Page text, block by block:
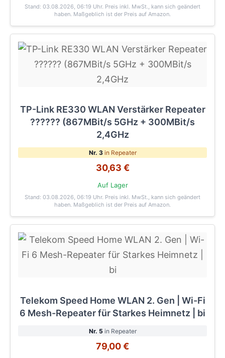
Stand: 03.08.2026, 06:19 Uhr. Preis inkl. MwSt., kann sich geändert
haben. Maßgeblich ist der Preis auf Amazon.
TP-Link RE330 WLAN Verstärker Repeater
?????? (867MBit/s 5GHz + 300MBit/s
2,4GHz
Nr. 3in Repeater
30,63 €
Auf Lager
Stand: 03.08.2026, 06:19 Uhr. Preis inkl. MwSt., kann sich geändert
haben. Maßgeblich ist der Preis auf Amazon.
Telekom Speed Home WLAN 2. Gen | Wi-Fi
6 Mesh-Repeater für Starkes Heimnetz | bi
Nr. 5 in Repeater
79,00 €